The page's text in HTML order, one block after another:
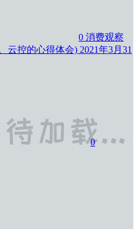
0 消费观察
云控的心得体会) 2021年3月31
0